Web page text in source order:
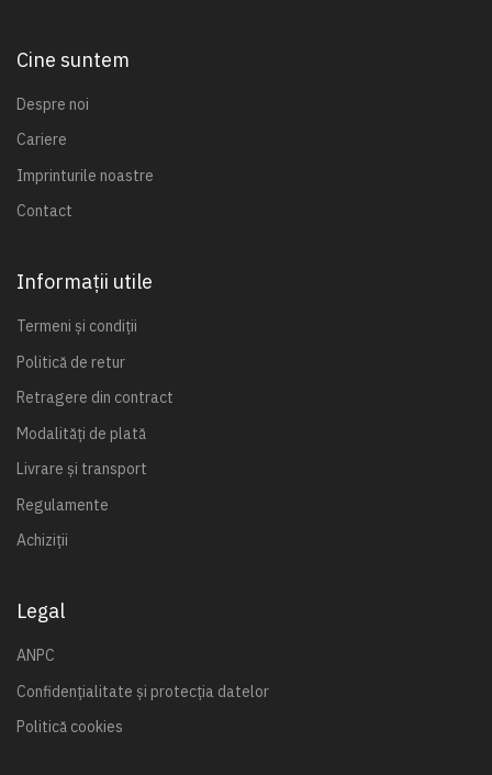
Cine suntem
Despre noi
Cariere
Imprinturile noastre
Contact
Informații utile
Termeni și condiții
Politică de retur
Retragere din contract
Modalități de plată
Livrare și transport
Regulamente
Achiziții
Legal
ANPC
Confidențialitate și protecția datelor
Politică cookies